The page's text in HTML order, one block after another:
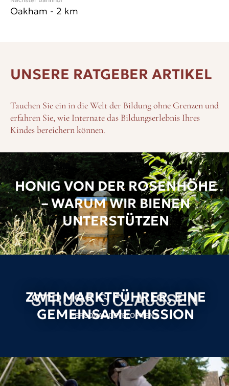
Oakham - 2 km
UNSERE RATGEBER ARTIKEL
Tauchen Sie ein in die Welt der Bildung ohne Grenzen und
erfahren Sie, wie Internate das Bildungserlebnis Ihres
Kindes bereichern können.
HONIG VON DER ROSENHÖHE
– WARUM WIR BIENEN
UNTERSTÜTZEN
ZWEI MARKTFÜHRER, EINE
GEMEINSAME MISSION